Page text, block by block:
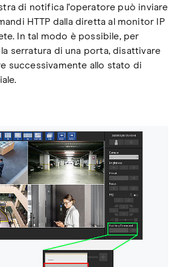
di notifica l‘operatore può inviare
HTTP dalla diretta al monitor IP
In tal modo è possibile, per
serratura di una porta, disattivare
successivamente allo stato di